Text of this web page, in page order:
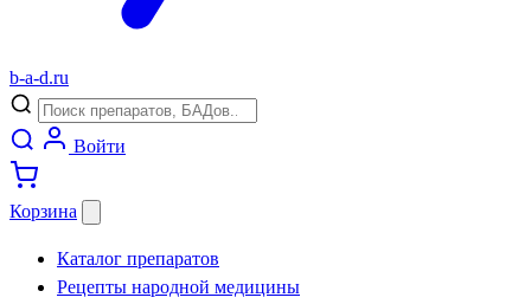
b-a-d.ru
Войти
Корзина
Каталог препаратов
Рецепты народной медицины